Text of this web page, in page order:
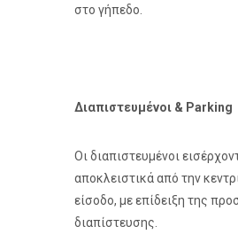
στο γήπεδο.
Διαπιστευμένοι & Parking
Οι διαπιστευμένοι
αποκλειστικά από την
είσοδο, με επίδειξη της
διαπίστευσης.